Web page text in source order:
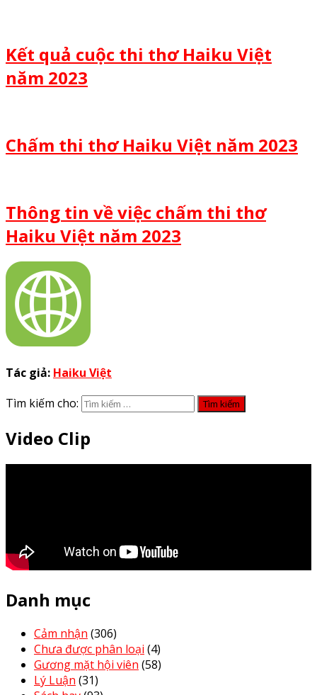
Kết quả cuộc thi thơ Haiku Việt
năm 2023
Chấm thi thơ Haiku Việt năm 2023
Thông tin về việc chấm thi thơ
Haiku Việt năm 2023
Tác giả: Haiku Việt
Tìm kiếm cho:
Video Clip
Danh mục
Cảm nhận (306)
Chưa được phân loại (4)
Gương mặt hội viên (58)
Lý Luận (31)